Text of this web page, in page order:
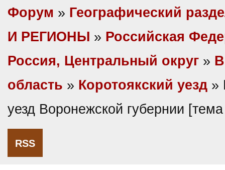
Форум » Географический
И РЕГИОНЫ » Российская
Россия, Центральный округ »
область » Коротоякский уезд »
уезд Воронежской губернии
RSS